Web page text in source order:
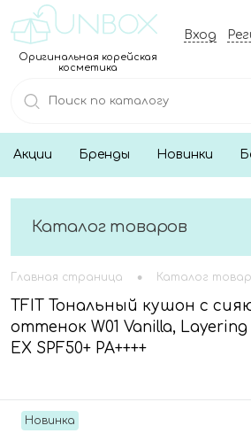
Оригинальная корейская
косметика
Вход
Акции Бренды Новинки
Каталог товаров
Главная страница • Каталог
TFIT Тональный кушон с
оттенок W01 Vanilla, Layering
EX SPF50+ PA++++
Новинка